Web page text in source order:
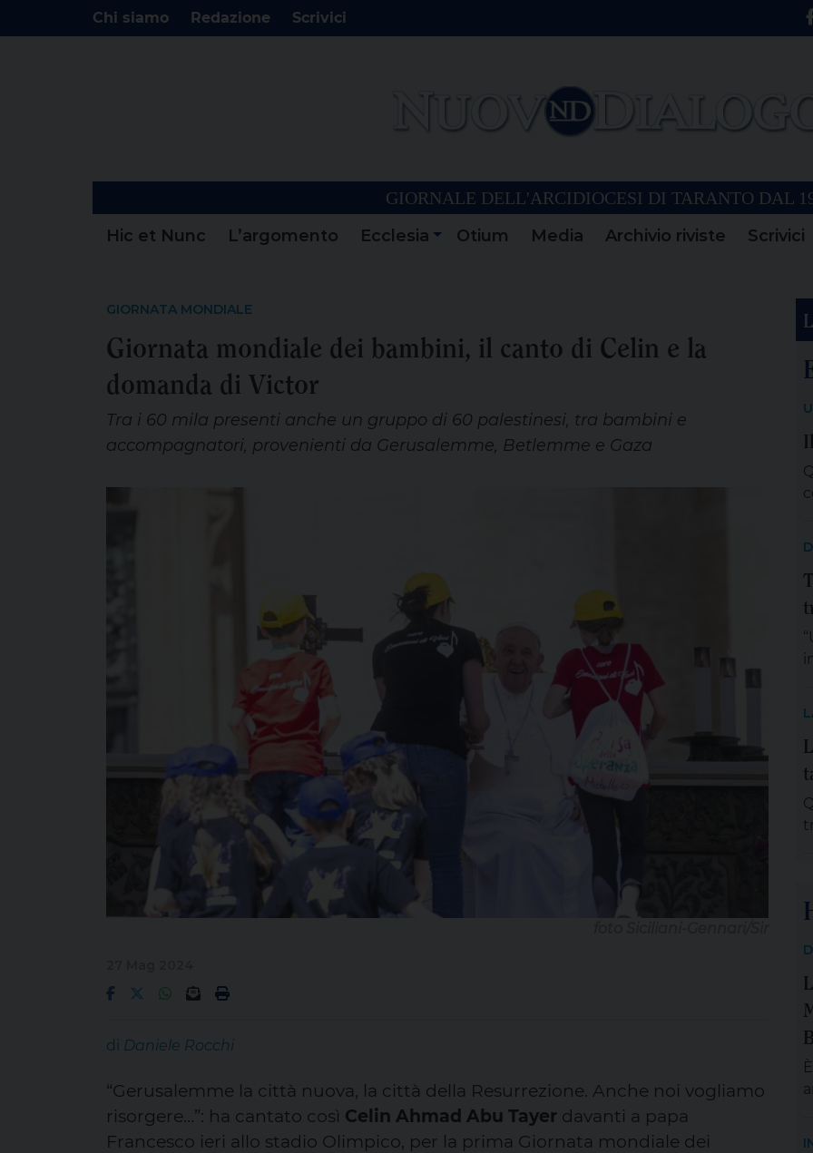
Chi siamo Redazione Scrivici
GIORNALE DELL'ARCIDIOCESI DI TARANTO DAL
Hic et Nunc L’argomento Ecclesia Otium Media Archivio riviste Scrivici
GIORNATA MONDIALE
Giornata mondiale dei bambini, il canto di Celin e la
domanda di Victor
Tra i 60 mila presenti anche un gruppo di 60 palestinesi, tra bambini e
accompagnatori, provenienti da Gerusalemme, Betlemme e Gaza
di Daniele Rocchi
“Gerusalemme la città nuova, la città della Resurrezione. Anche noi vogliamo
risorgere…”: ha cantato così Celin Ahmad Abu Tayer davanti a papa
Francesco ieri allo stadio Olimpico, per la prima Giornata mondiale dei